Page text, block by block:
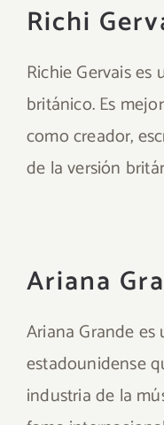
Richi
Richie Gervais
británico. Es
como creador,
de la versión
Ariana
Ariana Grande
estadounidense
industria de la